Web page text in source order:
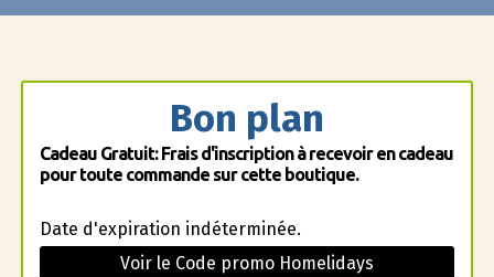
Bon plan
Cadeau Gratuit: Frais d'inscription à recevoir en cadeau
pour toute commande sur cette boutique.
Date d'expiration indéterminée.
Voir le Code promo Homelidays